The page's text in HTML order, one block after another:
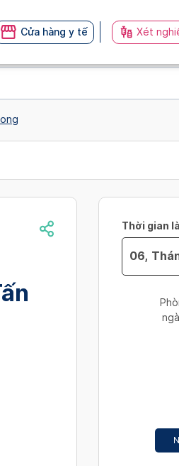
Cửa hàng y tế Xét
Thời gian
Navigate
interact